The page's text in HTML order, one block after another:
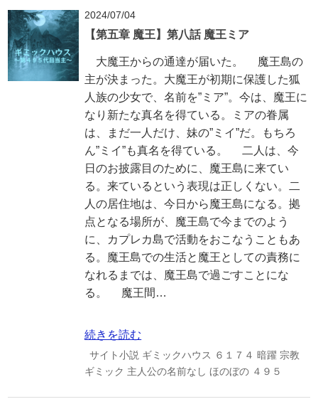
2024/07/04
【第五章 魔王】第八話 魔王ミア
大魔王からの通達が届いた。 魔王島の
主が決まった。大魔王が初期に保護した狐
人族の少女で、名前を”ミア”。今は、魔王に
なり新たな真名を得ている。ミアの眷属
は、まだ一人だけ、妹の”ミイ”だ。もちろ
ん”ミイ”も真名を得ている。 二人は、今
日のお披露目のために、魔王島に来てい
る。来ているという表現は正しくない。二
人の居住地は、今日から魔王島になる。拠
点となる場所が、魔王島で今までのよう
に、カプレカ島で活動をおこなうこともあ
る。魔王島での生活と魔王としての責務に
なれるまでは、魔王島で過ごすことにな
る。 魔王間…
続きを読む
サイト小説 ギミックハウス ６１７４ 暗躍 宗教
ギミック 主人公の名前なし ほのぼの ４９５